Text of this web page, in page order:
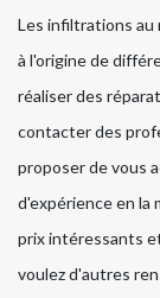
Les infiltrations au
à l'origine de
réaliser des
contacter des
proposer de vous
d'expérience en la
prix intéressants
voulez d'autres